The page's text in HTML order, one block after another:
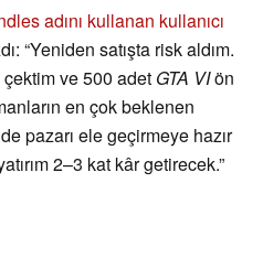
adını kullanan kullanıcı
“Yeniden satışta risk aldım.
ve 500 adet GTA VIön
en çok beklenen
pazarı ele geçirmeye hazır
2–3 kat kâr getirecek.”